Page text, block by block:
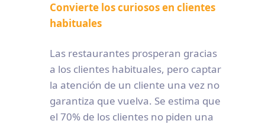
Convierte los curiosos en clientes
habituales
Las restaurantes prosperan gracias
a los clientes habituales, pero captar
la atención de un cliente una vez no
garantiza que vuelva. Se estima que
el 70% de los clientes no piden una